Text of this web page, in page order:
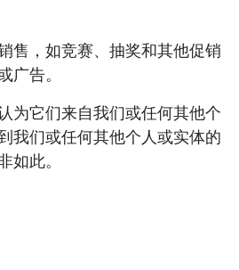
售，如竞赛、抽奖和其他促销
广告。
为它们来自我们或任何其他个
我们或任何其他个人或实体的
如此。